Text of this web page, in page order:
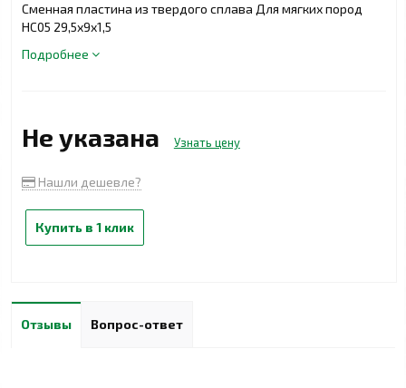
Сменная пластина из твердого сплава Для мягких пород
НС05 29,5х9х1,5
Подробнее
Не указана Узнать цену
Нашли дешевле?
Купить в 1 клик
Отзывы Вопрос-ответ